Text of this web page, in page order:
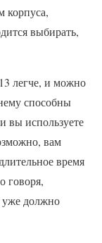
корпуса,
выбирать,
легче, и можно
способны
вы используете
вам
время
говоря,
должно